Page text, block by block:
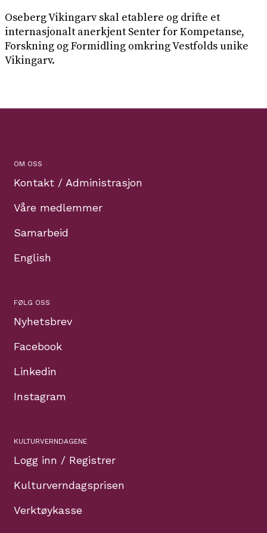
Oseberg Vikingarv skal etablere og drifte et
internasjonalt anerkjent Senter for Kompetanse,
Forskning og Formidling omkring Vestfolds unike
Vikingarv.
OM OSS
Kontakt / Administrasjon
Våre medlemmer
Samarbeid
English
FØLG OSS
Nyhetsbrev
Facebook
Linkedin
Instagram
KULTURVERNDAGENE
Logg inn / Registrer
Kulturverndagsprisen
Verktøykasse